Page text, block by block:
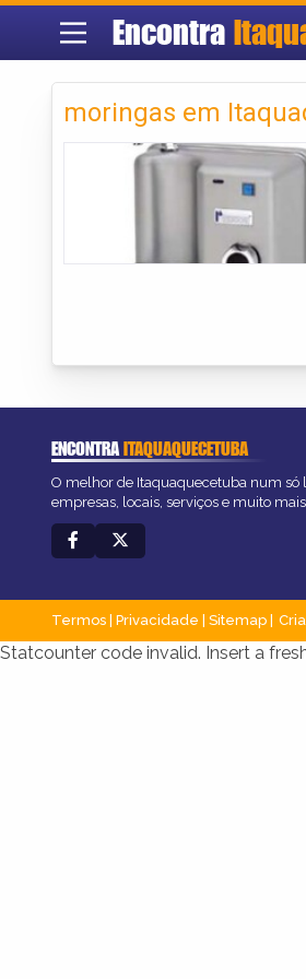
Encontra
moringas em
ENCONTRAITAQUAQUECETUBA
O melhor de Itaquaquecetuba num só
empresas, locais, serviços e muito
Termos Privacidade Sitemap
Statcounter code invalid. Insert a